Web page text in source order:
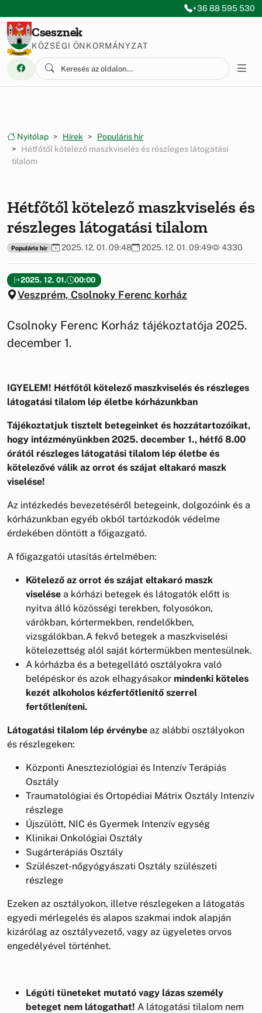
+36 88 595 530
Csesznek
KÖZSÉGI ÖNKORMÁNYZAT
Nyitólap Hírek
Populáris hír
Hétfőtől kötelező maszkviselés és részleges látogatási
tilalom
Hétfőtől kötelező maszkviselés és
részleges látogatási tilalom
Populáris hír 2025. 12. 01. 09:48 2025. 12. 01. 09:49 4330
2025. 12. 01. 00:00
Veszprém, Csolnoky Ferenc korház
Csolnoky Ferenc Korház tájékoztatója 2025.
december 1.
IGYELEM! Hétfőtől kötelező maszkviselés és részleges
látogatási tilalom lép életbe kórházunkban
Tájékoztatjuk tisztelt betegeinket és hozzátartozóikat,
hogy intézményünkben 2025. december 1., hétfő 8.00
órától részleges látogatási tilalom lép életbe és
kötelezővé válik az orrot és szájat eltakaró maszk
viselése!
Az intézkedés bevezetéséről betegeink, dolgozóink és a
kórházunkban egyéb okból tartózkodók védelme
érdekében döntött a főigazgató.
A főigazgatói utasítás értelmében:
Kötelező az orrot és szájat eltakaró maszk
viselése a kórházi betegek és látogatók előtt is
nyitva álló közösségi terekben, folyosókon,
várókban, kórtermekben, rendelőkben,
vizsgálókban.A fekvő betegek a maszkviselési
kötelezettség alól saját kórtermükben mentesülnek.
A kórházba és a betegellátó osztályokra való
belépéskor és azok elhagyásakor mindenki köteles
kezét alkoholos kézfertőtlenítő szerrel
fertőtleníteni.
Látogatási tilalom lép érvénybe az alábbi osztályokon
és részlegeken:
Központi Aneszteziológiai és Intenzív Terápiás
Osztály
Traumatológiai és Ortopédiai Mátrix Osztály Intenzív
részlege
Újszülött, NIC és Gyermek Intenzív egység
Klinikai Onkológiai Osztály
Sugárterápiás Osztály
Szülészet-nőgyógyászati Osztály szülészeti
részlege
Ezeken az osztályokon, illetve részlegeken a látogatás
egyedi mérlegelés és alapos szakmai indok alapján
kizárólag az osztályvezető, vagy az ügyeletes orvos
engedélyével történhet.
Légúti tüneteket mutató vagy lázas személy
beteget nem látogathat! A látogatási tilalom nem